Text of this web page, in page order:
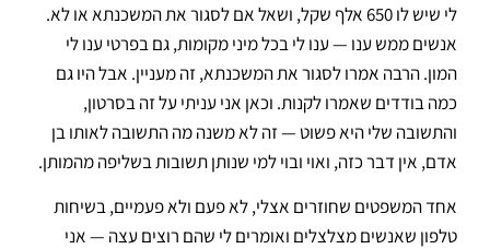
לי שיש לו 650 אלף שקל, ושאל אם לסגור את המשכנתא או לא.
אנשים ממש ענו — ענו לי בכל מיני מקומות, גם בפרטי ענו לי
המון. הרבה אמרו לסגור את המשכנתא, זה מעניין. אבל היו גם
כמה בודדים שאמרו לקנות. וכאן אני עניתי על זה בסרטון,
והתשובה שלי היא פשוט — זה לא משנה מה התשובה לאותו בן
אדם, אין דבר כזה, ואוי ובוי למי שנותן תשובות בשליפה מהמותן.
אחד המשפטים שחוזרים אצלי, לא פעם ולא פעמיים, בשיחות
טלפון שאנשים מצלצלים ואומרים לי שהם רוצים עצה — אני